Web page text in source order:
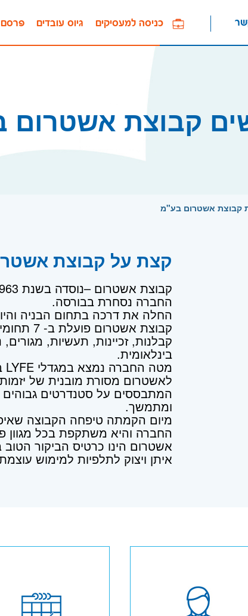
פרסם גיוס עובדים כניסה למעסיקים
קבוצת אשטרום
קבוצת אשטרום בע"מ
קצת על קבוצת
קבוצת אשטרום –נוסדה בשנת 1963 ,מונה כ1600 עובדים .
החברה נסחרת בבורסה.
החלה את דרכה בתחום הבניה והיום
קבוצת אשטרום פועלת ב- 7 תחומים עיקריים:
קבלנות, זכיינות, תעשיות,
בינלאומית.
מטה החברה נמצא במגדלי LYFE בבני ברק.
לאשטרום מסורת מובנית של
המתבססים על סטנדרטים גבוהים
ומתמשך.
מיום הקמתה טיפחה הקבוצה
החברה והיא משתקפת בכל מגוון
אשטרום הינו כרטיס הביקור
איתן ויצוק לתלפיות למימוש